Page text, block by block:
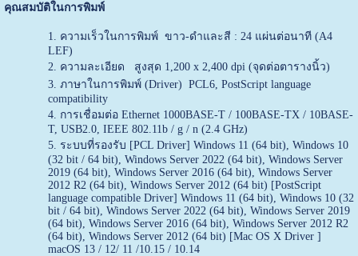
คุณสมบัติในการพิมพ์
ความเร็วในการพิมพ์ ขาว-ดำและสี : 24 แผ่นต่อนาที (A4
LEF)
ความละเอียด สูงสุด 1,200 x 2,400 dpi (จุดต่อตารางนิ้ว)
ภาษาในการพิมพ์ (Driver) PCL6, PostScript language
compatibility
การเชื่อมต่อ Ethernet 1000BASE-T / 100BASE-TX / 10BASE-
T, USB2.0, IEEE 802.11b / g / n (2.4 GHz)
ระบบที่รองรับ [PCL Driver] Windows 11 (64 bit), Windows 10
(32 bit / 64 bit), Windows Server 2022 (64 bit), Windows Server
2019 (64 bit), Windows Server 2016 (64 bit), Windows Server
2012 R2 (64 bit), Windows Server 2012 (64 bit) [PostScript
language compatible Driver] Windows 11 (64 bit), Windows 10 (32
bit / 64 bit), Windows Server 2022 (64 bit), Windows Server 2019
(64 bit), Windows Server 2016 (64 bit), Windows Server 2012 R2
(64 bit), Windows Server 2012 (64 bit) [Mac OS X Driver ]
macOS 13 / 12/ 11 /10.15 / 10.14